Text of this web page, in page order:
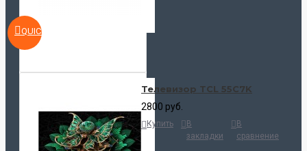
QUICKVIEW
Телевизор TCL 55C7K
2800 руб.
Купить
В
закладки
В
сравнение